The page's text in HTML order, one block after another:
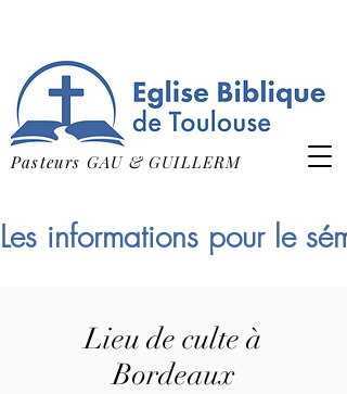
Pasteurs GAU & GUILLERM
Les informations pour le
Lieu de culte à
Bordeaux